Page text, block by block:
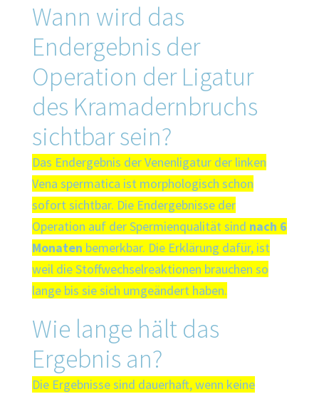
Wann wird das
Endergebnis der
Operation der Ligatur
des Kramadernbruchs
sichtbar sein?
Das Endergebnis der Venenligatur der linken
Vena spermatica ist morphologisch schon
sofort sichtbar. Die Endergebnisse der
Operation auf der Spermienqualität sind nach 6
Monaten bemerkbar. Die Erklärung dafür, ist
weil die Stoffwechselreaktionen brauchen so
lange bis sie sich umgeändert haben.
Wie lange hält das
Ergebnis an?
Die Ergebnisse sind dauerhaft, wenn keine